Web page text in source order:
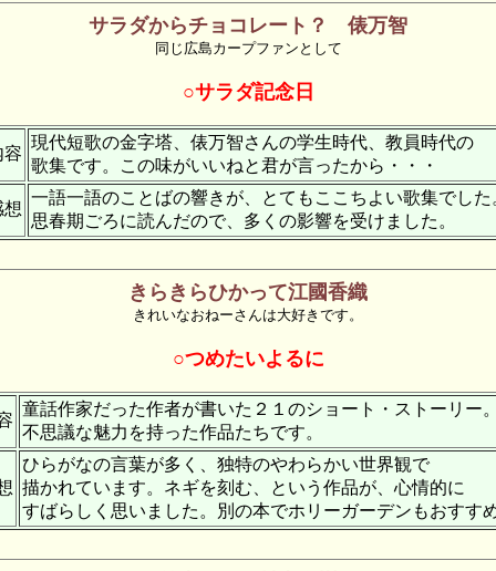
サラダからチョコレート？ 俵万智
同じ広島カープファンとして
○サラダ記念日
容
現代短歌の金字塔、俵万智さんの学生時代、教員時代の
歌集です。この味がいいねと君が言ったから・・・
想
一語一語のことばの響きが、とてもここちよい歌集でした
思春期ごろに読んだので、多くの影響を受けました。
きらきらひかって江國香織
きれいなおねーさんは大好きです。
○つめたいよるに
童話作家だった作者が書いた２１のショート・ストーリー。
不思議な魅力を持った作品たちです。
ひらがなの言葉が多く、独特のやわらかい世界観で
描かれています。ネギを刻む、という作品が、心情的に
すばらしく思いました。別の本でホリーガーデンもおすすめ